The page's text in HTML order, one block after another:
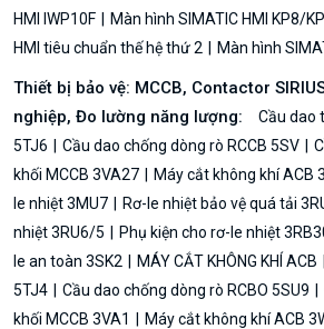
HMI IWP10F
Màn hình SIMATIC HMI KP8/
HMI tiêu chuẩn thế hệ thứ 2
Màn hình
Thiết bị bảo vệ: MCCB, Contactor
nghiệp, Đo lường năng lượng:
Cầu dao
5TJ6
Cầu dao chống dòng rò RCCB 5SV
khối MCCB 3VA27
Máy cắt không khí ACB
le nhiệt 3MU7
Rơ-le nhiệt bảo vệ quá tải
nhiệt 3RU6/5
Phụ kiện cho rơ-le nhiệt
le an toàn 3SK2
MÁY CẮT KHÔNG KHÍ ACB
5TJ4
Cầu dao chống dòng rò RCBO 5SU9
khối MCCB 3VA1
Máy cắt không khí ACB